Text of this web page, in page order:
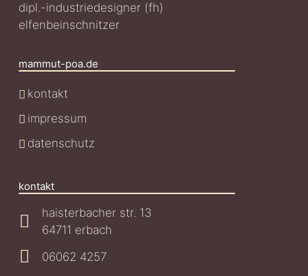
dipl.-industriedesigner (fh)
elfenbeinschnitzer
mammut-poa.de
kontakt
impressum
datenschutz
kontakt
haisterbacher str. 13
64711 erbach
06062 4257